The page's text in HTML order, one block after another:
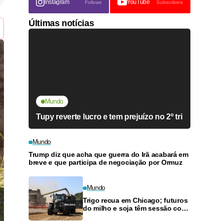
Instagram Follows YouTube Subscribers
Últimas notícias
Mundo
Tupy reverte lucro e tem prejuízo no 2º tri
Mundo
Trump diz que acha que guerra do Irã acabará em
breve e que participa de negociação por Ormuz
Mundo
Trigo recua em Chicago; futuros
do milho e soja têm sessão com